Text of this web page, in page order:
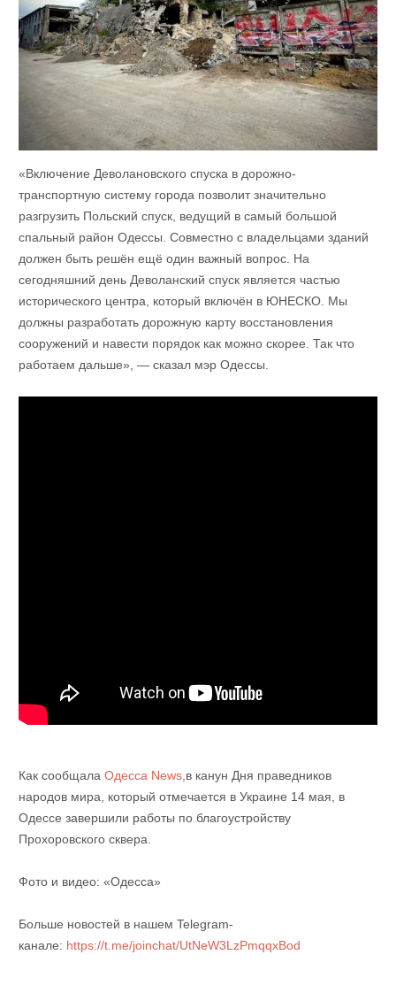
«Включение Деволановского спуска в дорожно-
транспортную систему города позволит значительно
разгрузить Польский спуск, ведущий в самый большой
спальный район Одессы. Совместно с владельцами зданий
должен быть решён ещё один важный вопрос. На
сегодняшний день Деволанский спуск является частью
исторического центра, который включён в ЮНЕСКО. Мы
должны разработать дорожную карту восстановления
сооружений и навести порядок как можно скорее. Так что
работаем дальше», — сказал мэр Одессы.
Как сообщала Одесса News,в канун Дня праведников
народов мира, который отмечается в Украине 14 мая, в
Одессе завершили работы по благоустройству
Прохоровского сквера.
Фото и видео: «Одесса»
Больше новостей в нашем Telegram-
канале: https://t.me/joinchat/UtNeW3LzPmqqxBod